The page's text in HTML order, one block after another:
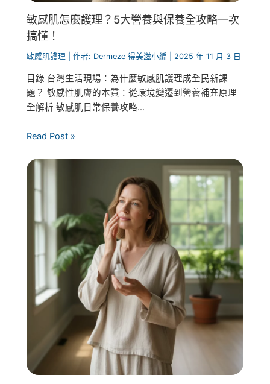
敏感肌怎麼護理？5大營養與保養全攻略一次
搞懂！
敏感肌護理 | 作者: Dermeze 得美滋小編 2025 年 11 月 3 日
目錄 台灣生活現場：為什麼敏感肌護理成全民新課
題？ 敏感性肌膚的本質：從環境變遷到營養補充原理
全解析 敏感肌日常保養攻略...
Read Post »